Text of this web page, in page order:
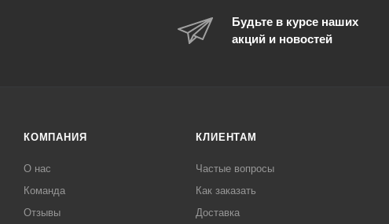
Будьте в курсе наших
акций и новостей
КОМПАНИЯ
О нас
Команда
Отзывы
КЛИЕНТАМ
Частые вопросы
Как заказать
Доставка